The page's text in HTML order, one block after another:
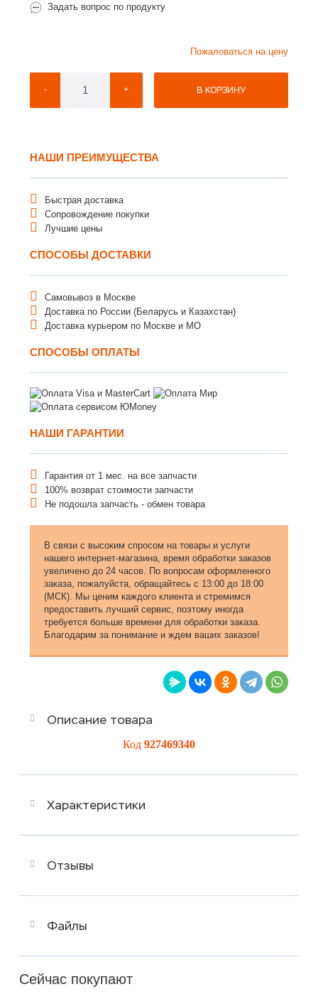
Задать вопрос по продукту
Пожаловаться на цену
- + В КОРЗИНУ
НАШИ ПРЕИМУЩЕСТВА
Быстрая доставка
Сопровождение покупки
Лучшие цены
СПОСОБЫ ДОСТАВКИ
Самовывоз в Москве
Доставка по России (Беларусь и Казахстан)
Доставка курьером по Москве и МО
СПОСОБЫ ОПЛАТЫ
НАШИ ГАРАНТИИ
Гарантия от 1 мес. на все запчасти
100% возврат стоимости запчасти
Не подошла запчасть - обмен товара
В связи с высоким спросом на товары и услуги
нашего интернет-магазина, время обработки заказов
увеличено до 24 часов. По вопросам оформленного
заказа, пожалуйста, обращайтесь с 13:00 до 18:00
(МСК). Мы ценим каждого клиента и стремимся
предоставить лучший сервис, поэтому иногда
требуется больше времени для обработки заказа.
Благодарим за понимание и ждем ваших заказов!
Описание товара
Код 927469340
Характеристики
Отзывы
Файлы
Сейчас покупают